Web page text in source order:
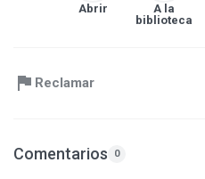
Abrir
A la
biblioteca
Reclamar
Comentarios 0